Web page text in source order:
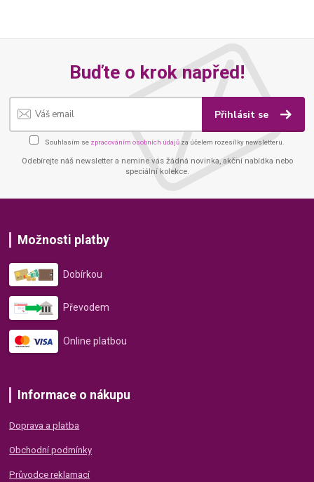
Buďte o krok napřed!
Přihlásit se
Souhlasím se zpracováním osobních údajů za účelem rozesílky newsletteru.
Odebírejte náš newsletter a nemine vás žádná novinka, akční nabídka nebo
speciální kolekce.
Možnosti platby
Dobírkou
Převodem
Online platbou
Informace o nákupu
Doprava a platba
Obchodní podmínky
Průvodce reklamací